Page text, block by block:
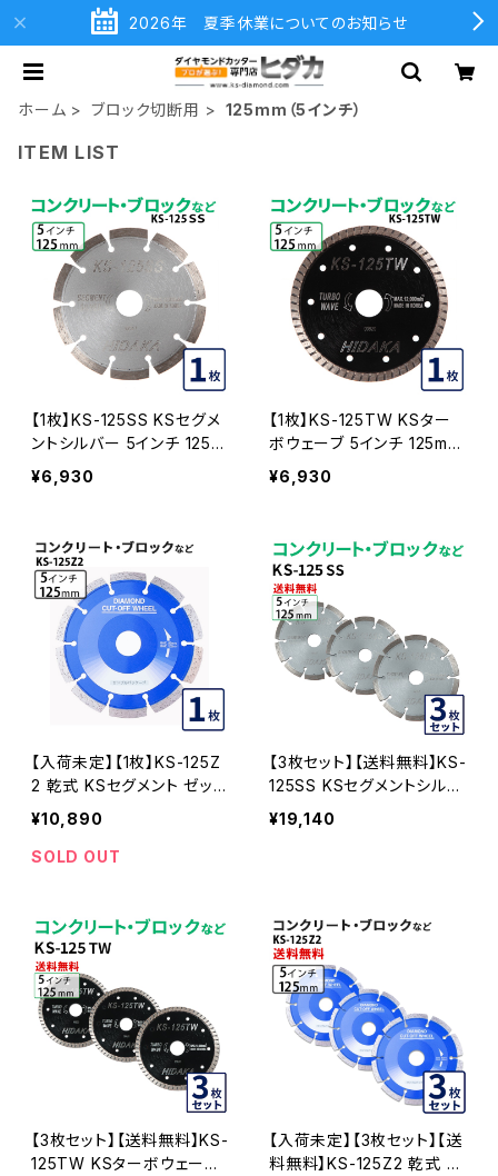
2026年 夏季休業についてのお知らせ
ホーム ブロック切断用 125mm（5インチ）
ITEM LIST
【1枚】KS-125SS KSセグメ
ントシルバー 5インチ 125m
m コンクリート・ブロックな
どの切断用 ダイヤモンドカ
¥6,930
【1枚】KS-125TW KSター
ボウェーブ 5インチ 125mm
コンクリート・ブロックなど
の切断用 ダイヤモンドカッ
¥6,930
【入荷未定】【1枚】KS-125Z
2 乾式 KSセグメント ゼット
ツー 5インチ 125mm コン
クリート・ブロックなどの切
断 ダイヤモンドカッター 刃
¥10,890
SOLD OUT
【3枚セット】【送料無料】KS-
125SS KSセグメントシルバ
ー 5インチ 125mm コンクリ
ート・ブロックなどの切断用
¥19,140
【3枚セット】【送料無料】KS-
125TW KSターボウェーブ
【入荷未定】【3枚セット】【送
料無料】KS-125Z2 乾式 K